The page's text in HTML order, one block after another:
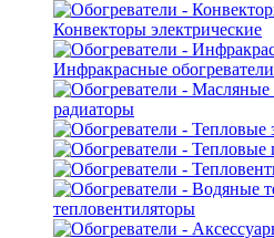
Конвекторы электрические
Инфракрасные обогреватели
радиаторы
тепловентиляторы